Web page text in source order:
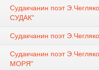
Судакчанин поэт
СУДАК"
Судакчанин поэт
Судакчанин поэт
МОРЯ"